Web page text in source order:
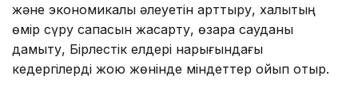
және экономикалық әлеуетін арттыру, халықтың
өмір сүру сапасын жақсарту, өзара сауданы
дамыту, Бірлестік елдері нарығындағы
кедергілерді жою жөнінде міндеттер қойып отыр.